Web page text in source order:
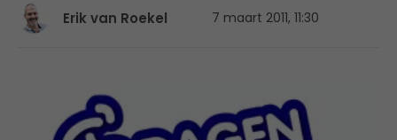
Erik van Roekel 7 maart 2011, 11:30